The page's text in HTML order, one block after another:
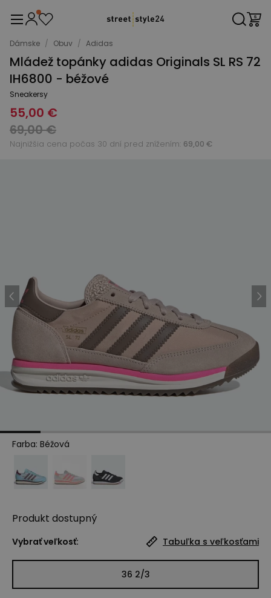
Dámske / Obuv / Adidas
Mládež topánky adidas Originals SL RS 72
IH6800 - béžové
Sneakersy
55,00 €
69,00 €
Najnižšia cena počas 30 dní pred znížením: 69,00 €
Farba: Béžová
Produkt dostupný
Vybrať veľkosť: Tabuľka s veľkosťami
36 2/3